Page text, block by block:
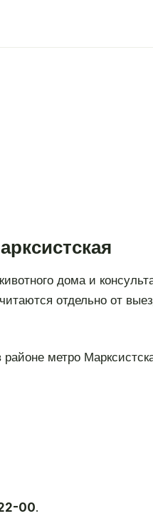
дома и
отдельно от
районе метро
00.